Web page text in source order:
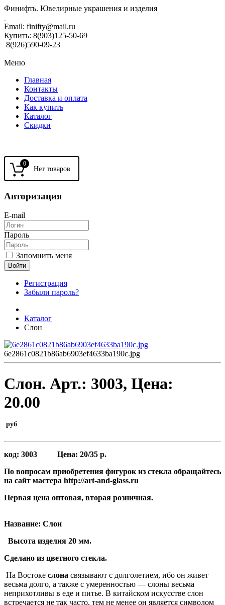
Финифть. Ювелирные украшения и изделия
Email: finifty@mail.ru
Купить: 8(903)125-50-69
8(926)590-09-23
Меню
Главная
Контакты
Доставка и оплата
Как купить
Каталог
Скидки
0
Авторизация
E-mail
Пароль
Запомнить меня
Войти
Регистрация
Забыли пароль?
Каталог
Слон
6e2861c0821b86ab6903ef4633ba190c.jpg
Слон. Арт.: 3003, Цена:
20.00
руб
код: 3003 Цена: 20/35 р.
По вопросам приобретения фигурок из стекла обращайтесь
на сайт мастера http://art-and-glass.ru
Первая цена оптовая, вторая розничная.
Название: Слон
Высота изделия 20 мм.
Сделано из цветного стекла.
На Востоке слона связывают с долголетием, ибо он живет
весьма долго, а также с умеренностью — слоны весьма
неприхотливы в еде и питье. В китайском искусстве слон
встречается не так часто, тем не менее он является символом